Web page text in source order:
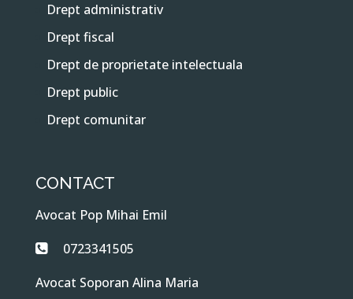
Drept administrativ
Drept fiscal
Drept de proprietate intelectuala
Drept public
Drept comunitar
CONTACT
Avocat Pop Mihai Emil
0723341505
Avocat Soporan Alina Maria